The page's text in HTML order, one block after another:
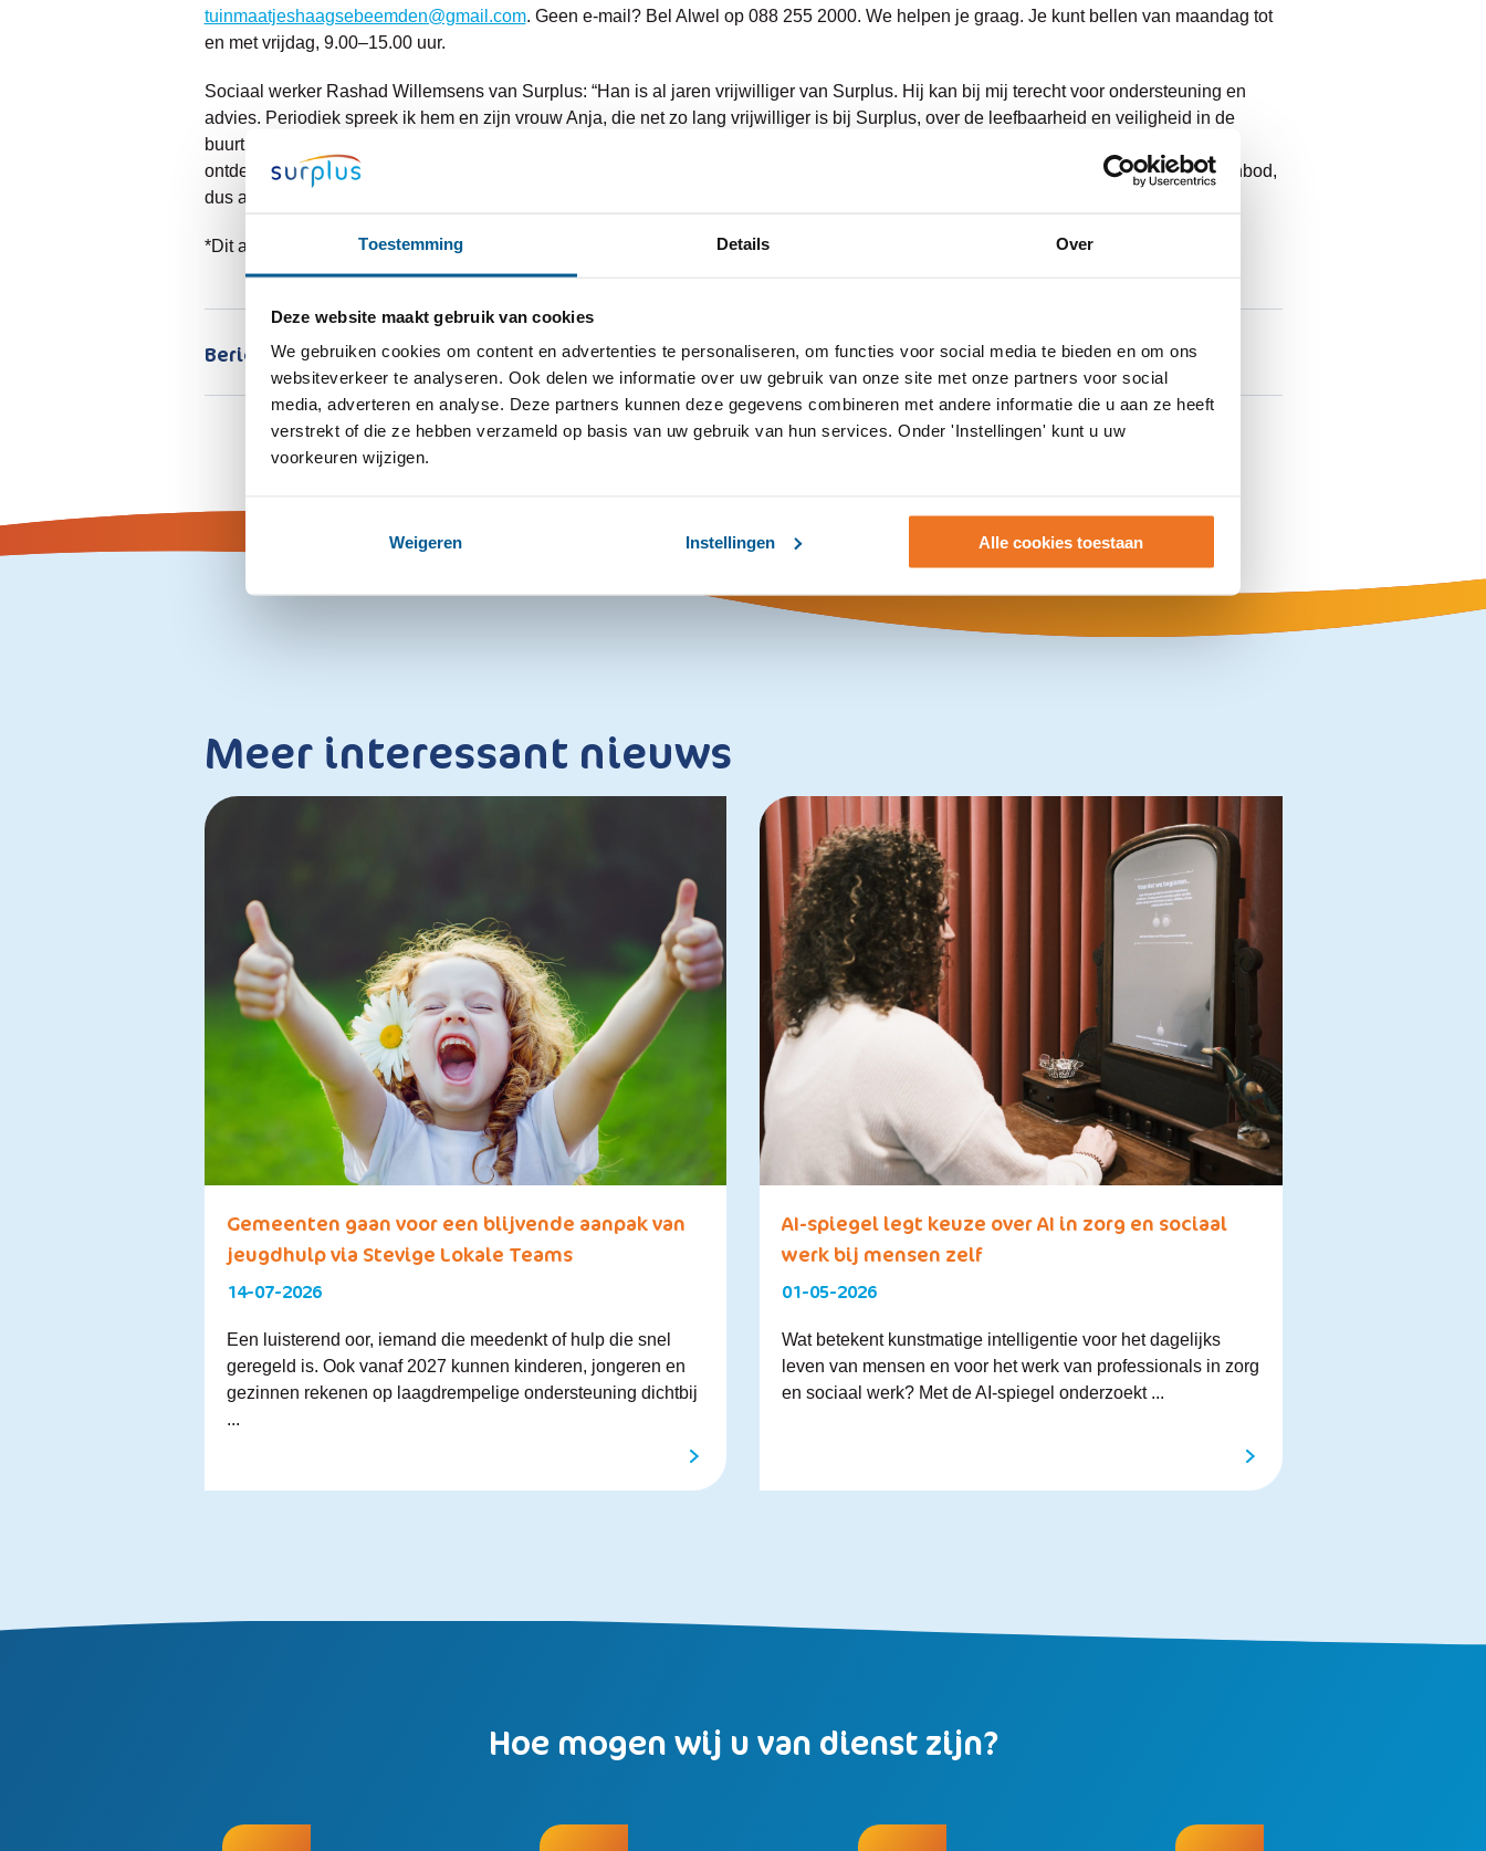
Toestemming Details Over
Deze website maakt gebruik van cookies
We gebruiken cookies om content en advertenties te personaliseren, om functies voor social media te bieden en om ons
websiteverkeer te analyseren. Ook delen we informatie over uw gebruik van onze site met onze partners voor social
media, adverteren en analyse. Deze partners kunnen deze gegevens combineren met andere informatie die u aan ze heeft
verstrekt of die ze hebben verzameld op basis van uw gebruik van hun services. Onder 'Instellingen' kunt u uw
voorkeuren wijzigen.
Weigeren Instellingen Alle cookies toestaan
tuinmaatjeshaagsebeemden@gmail.com. Geen e-mail? Bel Alwel op 088 255 2000. We helpen je graag. Je kunt bellen van maandag tot
en met vrijdag, 9.00–15.00 uur.
Sociaal werker Rashad Willemsens van Surplus: “Han is al jaren vrijwilliger van Surplus. Hij kan bij mij terecht voor ondersteuning en
advies. Periodiek spreek ik hem en zijn vrouw Anja, die net zo lang vrijwilliger is bij Surplus, over de leefbaarheid en veiligheid in de
buurt. Voor het project Tuinmaatjes zat ik in de projectgroep. Het project is heel zinvol omdat Han hiermee verborgen kwetsbaarheid
ontdekt waar ik vanuit mijn rol als sociaal werker weer wat mee kan. Waar we nu tegenaan lopen is dat de vraag groter is dan het aanbod,
dus alle hulp is welkom.”
*Dit artikel verscheen eerder in de nieuwsbrief van woningcorporatie Alwel.
Bericht delen:
Meer interessant nieuws
Gemeenten gaan voor een blijvende aanpak van
jeugdhulp via Stevige Lokale Teams
14-07-2026
Een luisterend oor, iemand die meedenkt of hulp die snel
geregeld is. Ook vanaf 2027 kunnen kinderen, jongeren en
gezinnen rekenen op laagdrempelige ondersteuning dichtbij
...
AI-spiegel legt keuze over AI in zorg en sociaal
werk bij mensen zelf
01-05-2026
Wat betekent kunstmatige intelligentie voor het dagelijks
leven van mensen en voor het werk van professionals in zorg
en sociaal werk? Met de AI-spiegel onderzoekt ...
Hoe mogen wij u van dienst zijn?